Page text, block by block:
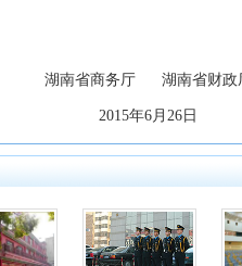
湖南省商务厅 湖南省财政
2015年6月26日